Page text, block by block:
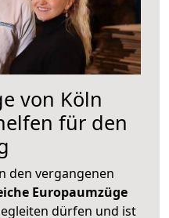
von Köln
für den
den vergangenen
Europaumzüge
dürfen und ist